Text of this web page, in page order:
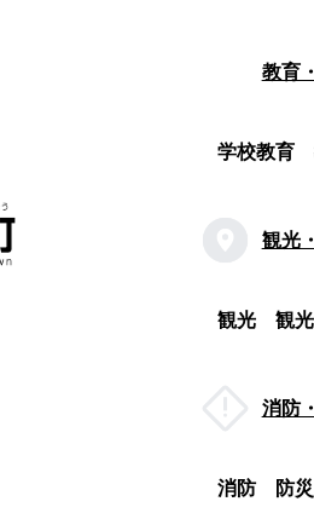
教育
学校教育
観光
観光 観
消防
消防 防災